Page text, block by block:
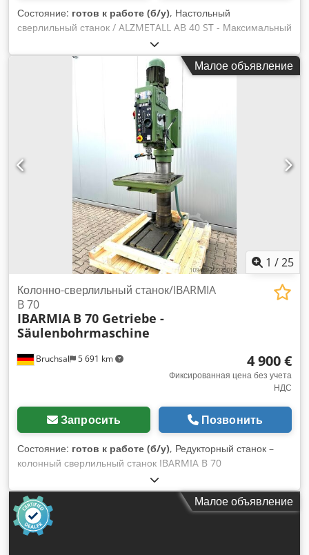
Состояние: готов к работе (б/у), Настольный
сверлильный станок / ALZMETALL AB 40 ST - Максимальный
диаметр сверления по стали: около 50 мм - Максимальный
диаметр нарезаемой резьбы: M30 - Тип конического
соединения шпинделя: MK 4 - Ход шпинделя: около 160
мм - Автоматическая подача: 0,1–0,2–0,3–0,4 мм/об -
Вылет: около 300 мм - Плавная регулировка скорости
(вариатор) - Направление вращения: по часовой стрелке /
против часовой стрелки - Рабочий стол с регулировкой по
высоте с помощью ручной рукоятки - Размер рабочего
стола: около 740x460 мм - Мощность двигателя: около 3
кВт Габаритные размеры (ДхШхВ): 1,2x0,8x2,2 метра / Вес:
около 1200 кг Dcsdpfxszm Tb Ej An Iek Ошибки и опечатки
Малое объявление
1 /25
Bruchsal 5 691 km
Колонно-сверлильный станок/IBARMIA
B 70
IBARMIA B 70 Getriebe -
Säulenbohrmaschine
4 900 €
Фиксированная цена без учета
НДС
Запросить Позвонить
Состояние: готов к работе (б/у), Редукторный станок –
колонный сверлильный станок IBARMIA B 70
-Максимальный диаметр сверления (сталь) ок. 70 мм
-Конус Морзе MK 5 -Ход шпинделя / глубина сверления ок.
270 мм -Диапазон скоростей 62–1120 об/мин (12 ступеней
редуктора) -Автоматическая подача – 6 ступеней (0,1–0,6
мм/оборот) -Вылет шпинделя от колонны 425 мм -Размер
Малое объявление